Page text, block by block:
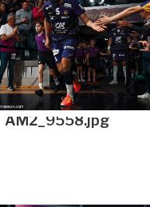
AM2_9558.jpg